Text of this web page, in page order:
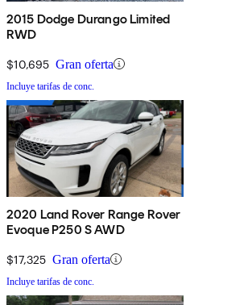
2015 Dodge Durango Limited
RWD
$10,695 Gran oferta
Incluye tarifas de conc.
2020 Land Rover Range Rover
Evoque P250 S AWD
$17,325 Gran oferta
Incluye tarifas de conc.